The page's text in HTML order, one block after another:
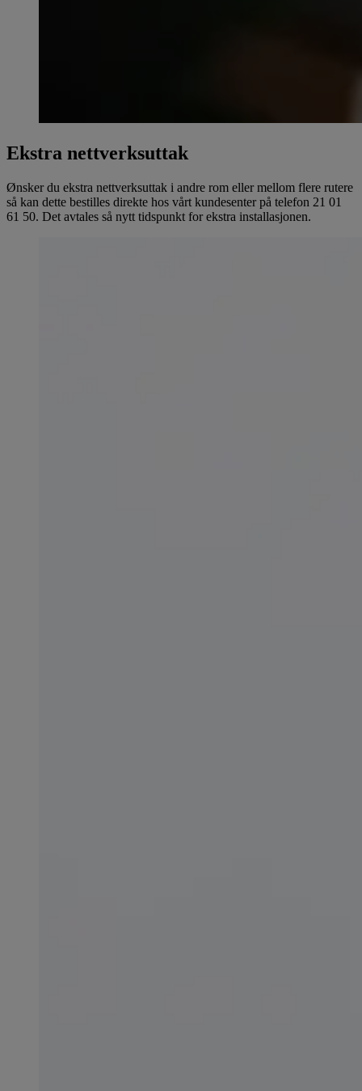
Ekstra nettverksuttak
Ønsker du ekstra nettverksuttak i andre rom eller mellom flere rutere
så kan dette bestilles direkte hos vårt kundesenter på telefon 21 01
61 50. Det avtales så nytt tidspunkt for ekstra installasjonen.